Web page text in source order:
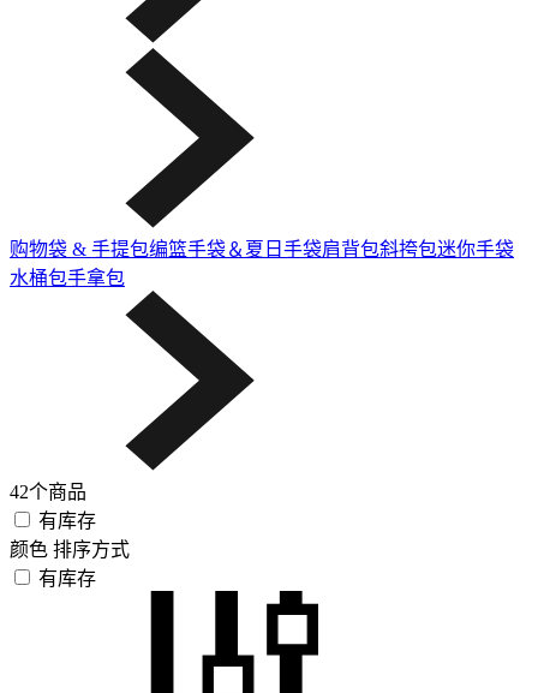
购物袋 & 手提包编篮手袋＆夏日手袋肩背包斜挎包迷你手袋
水桶包手拿包
42个商品
有库存
颜色 排序方式
有库存